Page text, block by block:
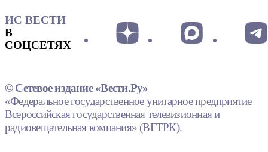
ИС ВЕСТИ
В
СОЦСЕТЯХ
© Сетевое издание «Вести.Ру»
«Федеральное государственное унитарное предприятие
Всероссийская государственная телевизионная и
радиовещательная компания» (ВГТРК).